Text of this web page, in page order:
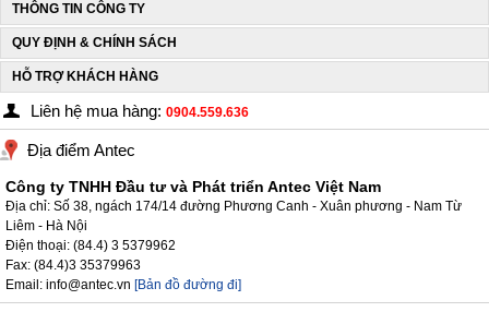
THÔNG TIN CÔNG TY
QUY ĐỊNH & CHÍNH SÁCH
HỖ TRỢ KHÁCH HÀNG
Liên hệ mua hàng: 0904.559.636
Địa điểm Antec
Công ty TNHH Đầu tư và Phát triển Antec Việt Nam
Địa chỉ: Số 38, ngách 174/14 đường Phương Canh - Xuân phương - Nam Từ
Liêm - Hà Nội
Điện thoại: (84.4) 3 5379962
Fax: (84.4)3 35379963
Email: info@antec.vn [Bản đồ đường đi]